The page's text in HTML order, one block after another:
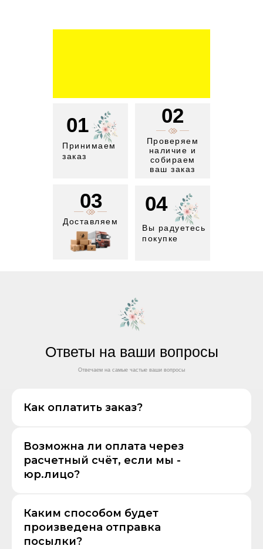
01
Принимаем
заказ
02
Проверяем
наличие и
собираем
ваш заказ
03
Доставляем
04
Вы радуетесь
покупке
Ответы на ваши вопросы
Отвечаем на самые частые ваши вопросы
Как оплатить заказ?
Возможна ли оплата через
расчетный счёт, если мы -
юр.лицо?
Каким способом будет
произведена отправка
посылки?